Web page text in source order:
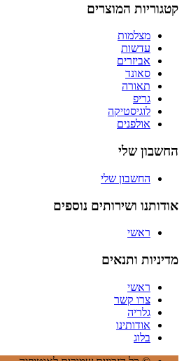
קטגוריות המוצרים
מצלמות
עדשות
אביזרים
סאונד
תאורה
גריפ
לוגיסטיקה
אולפנים
החשבון שלי
החשבון שלי
אודותנו ושירותים נוספים
ראשי
מדיניות ותנאים
ראשי
צרו קשר
גלריה
אודותינו
בלוג